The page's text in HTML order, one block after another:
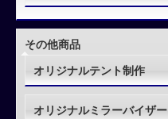
その他商品
オリジナルテント制作
オリジナルミラーバイザー